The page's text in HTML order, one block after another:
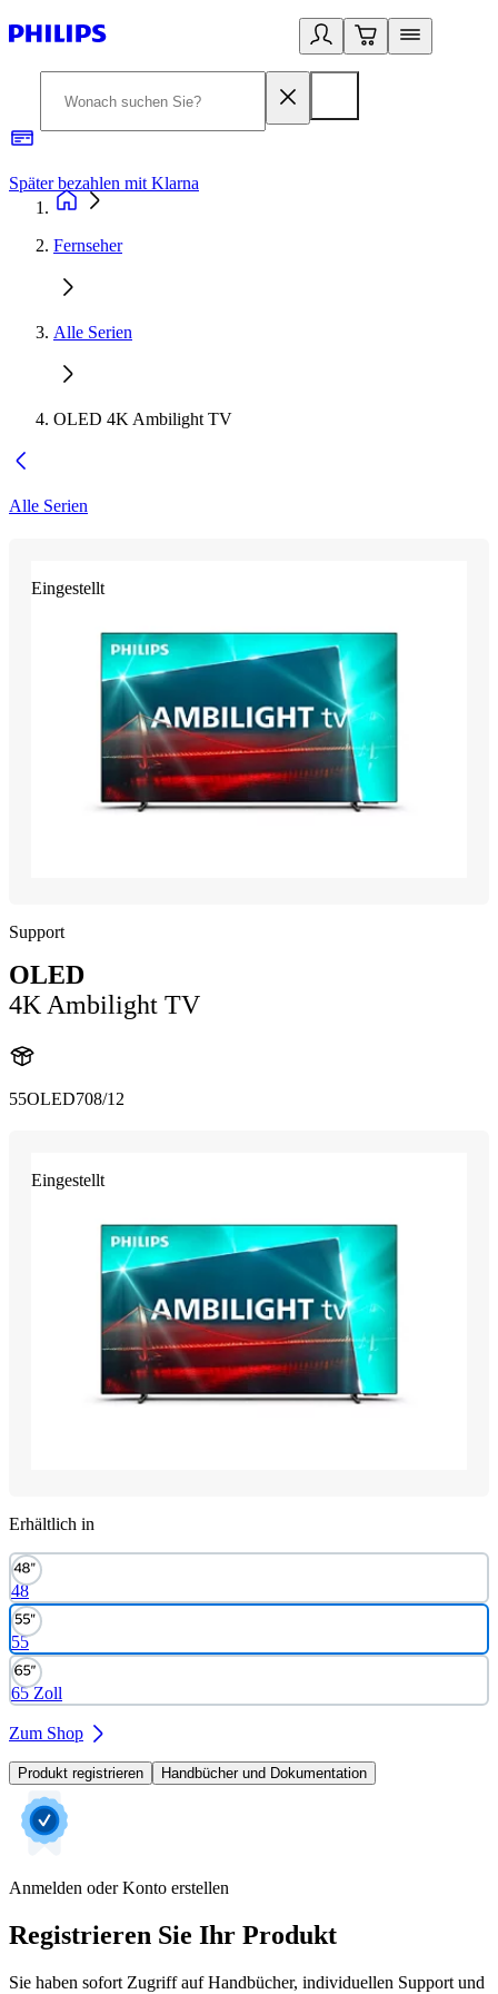
Später bezahlen mit Klarna
Fernseher
Alle Serien
OLED 4K Ambilight TV
Alle Serien
Eingestellt
Support
OLED
4K Ambilight TV
55OLED708/12
Eingestellt
Erhältlich in
48
55
65 Zoll
Zum Shop
Produkt registrieren Handbücher und Dokumentation
Anmelden oder Konto erstellen
Registrieren Sie Ihr Produkt
Sie haben sofort Zugriff auf Handbücher, individuellen Support und